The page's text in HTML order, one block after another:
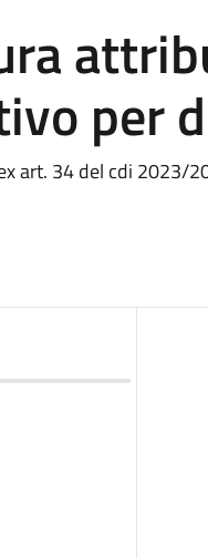
per
art. 34 del cdi 2023/